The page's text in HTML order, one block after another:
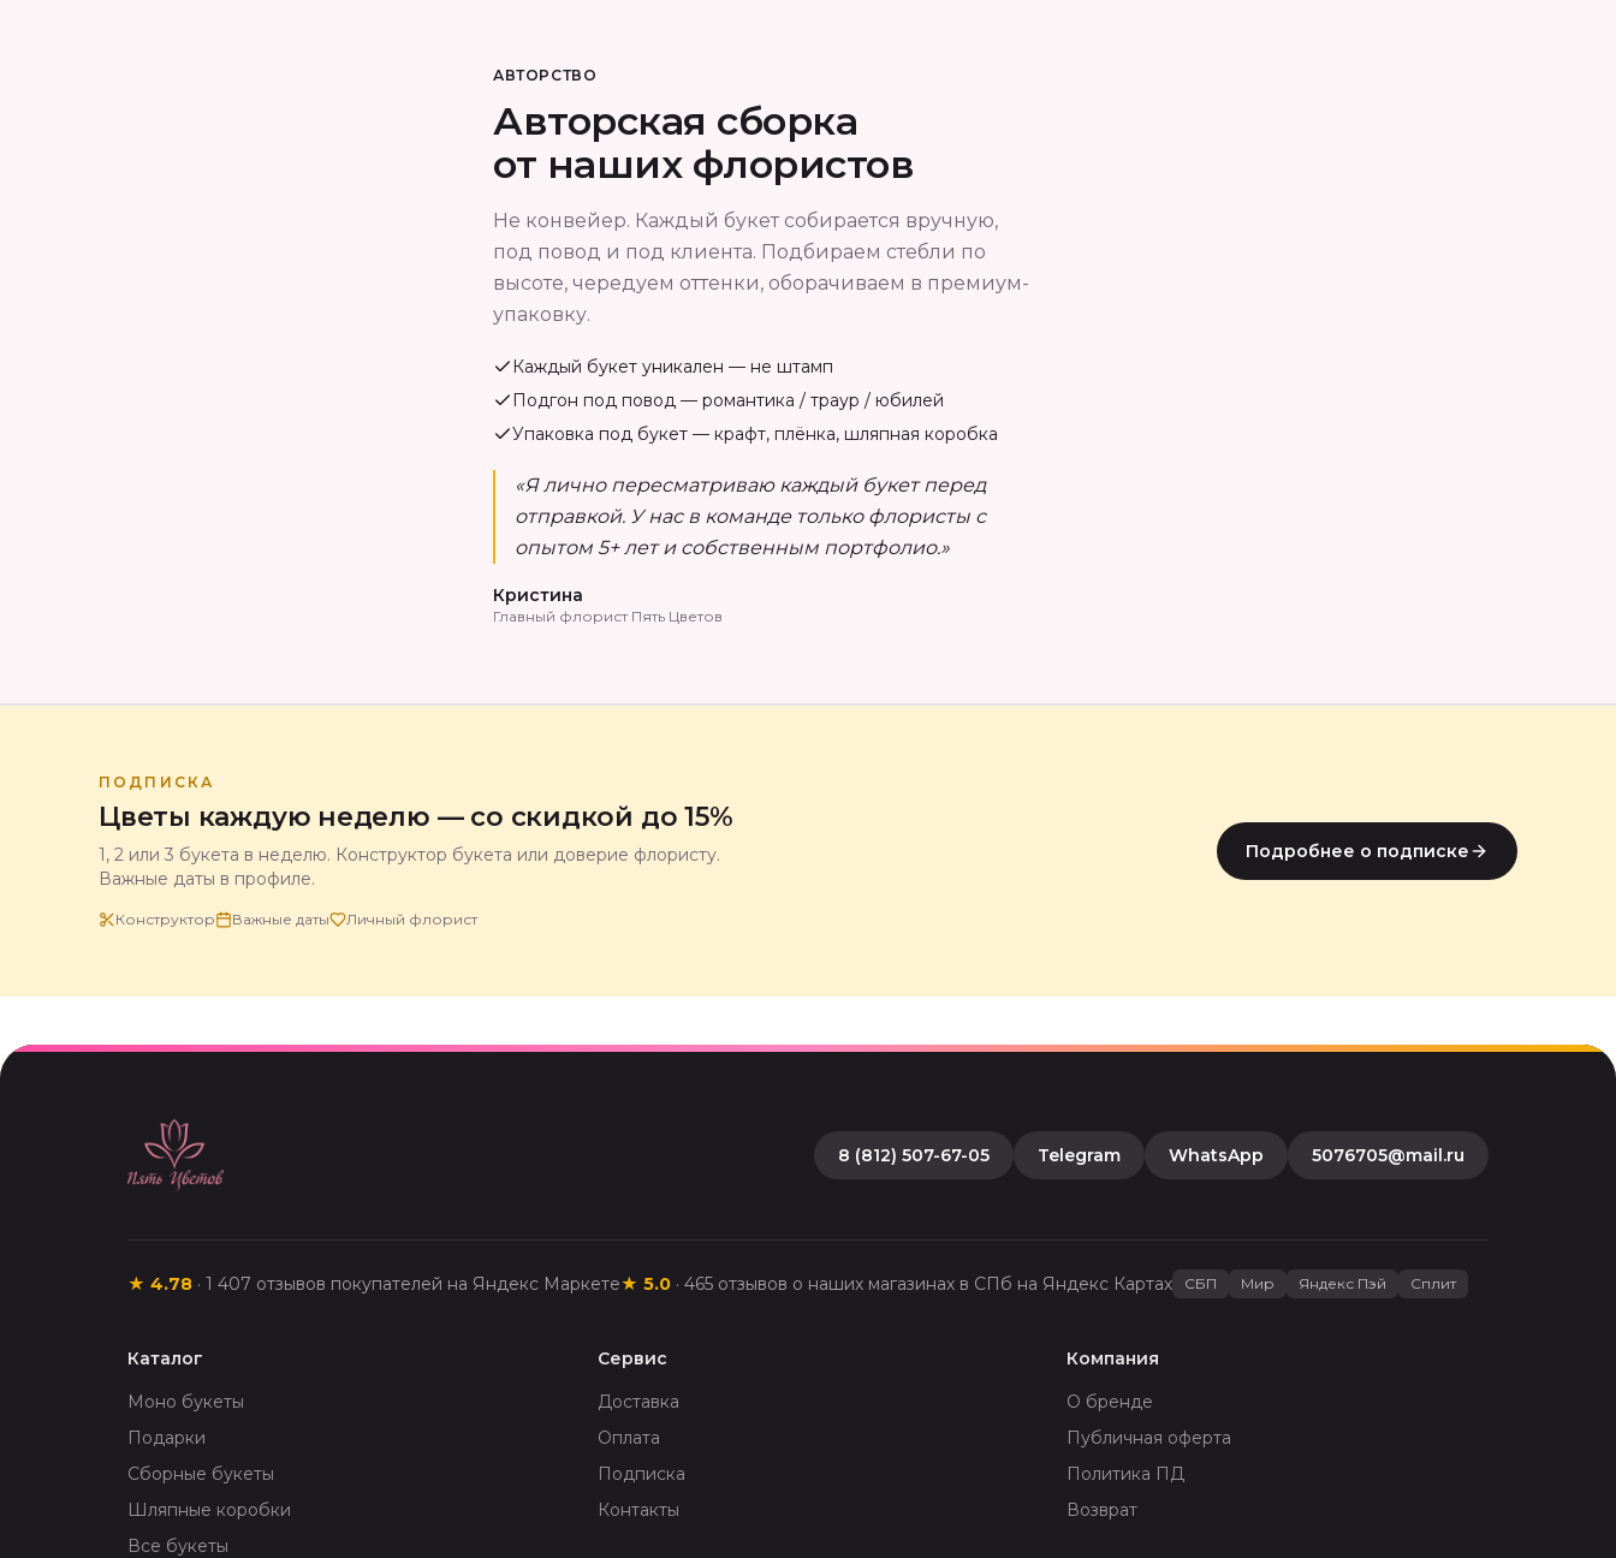
АВТОРСТВО
Авторская сборка
от наших флористов
Не конвейер. Каждый букет собирается вручную,
под повод и под клиента. Подбираем стебли по
высоте, чередуем оттенки, оборачиваем в премиум-
упаковку.
Каждый букет уникален — не штамп
Подгон под повод — романтика / траур / юбилей
Упаковка под букет — крафт, плёнка, шляпная коробка
«Я лично пересматриваю каждый букет перед
отправкой. У нас в команде только флористы с
опытом 5+ лет и собственным портфолио.»
Кристина
Главный флорист Пять Цветов
ПОДПИСКА
Цветы каждую неделю — со скидкой до 15%
1, 2 или 3 букета в неделю. Конструктор букета или доверие флористу.
Важные даты в профиле.
Конструктор Важные даты Личный флорист
Подробнее о подписке
8 (812) 507-67-05 Telegram WhatsApp 5076705@mail.ru
★ 4.78 · 1 407 отзывов покупателей на Яндекс Маркете★ 5.0 · 465 отзывов о наших магазинах в СПб на Яндекс Картах СБП Мир Яндекс Пэй Сплит
Каталог
Моно букеты
Подарки
Сборные букеты
Шляпные коробки
Все букеты
Сервис
Доставка
Оплата
Подписка
Контакты
Компания
О бренде
Публичная оферта
Политика ПД
Возврат